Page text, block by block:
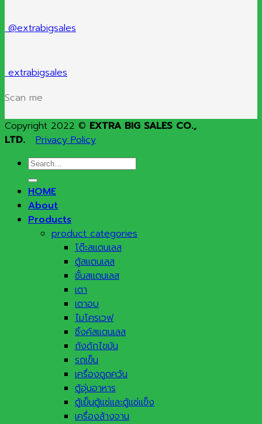
@extrabigsales
extrabigsales
Scan me
Copyright 2022 © EXTRA BIG SALES CO.,
LTD.
Privacy Policy
Search
for:
HOME
About
Products
product categories
โต๊ะสแตนเลส
ตู้สแตนเลส
ชั้นสแตนเลส
เตา
เตาอบ
ไมโครเวฟ
ซิ้งค์สแตนเลส
ถังดักไขมัน
รถเข็น
เครื่องดูดควัน
ตู้อุ่นอาหาร
ตู้เย็นตู้แช่และตู้แช่แข็ง
เครื่องล้างจาน